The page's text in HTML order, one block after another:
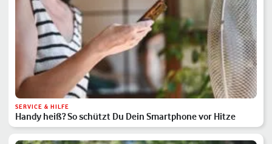
SERVICE & HILFE
Handy heiß? So schützt Du Dein Smartphone vor Hitze